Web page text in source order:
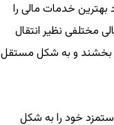
بهترین خدمات مالی را
مختلفی نظیر انتقال
بخشند و به شکل مستقل
خود را به شکل